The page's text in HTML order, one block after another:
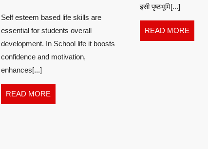
skills:
In
Self esteem based life skills are
essential for students overall
development. In School life it boosts
confidence and motivation,
enhances[...]
READ MOREREAD
MORE
इसी पृष्ठभूमि[...]
READ MOREREAD
MORE